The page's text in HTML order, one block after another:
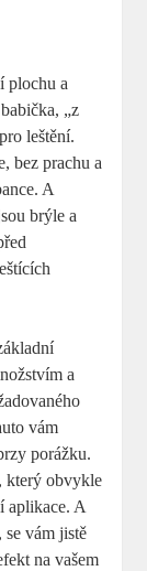
plochu a
„z
leštění.
bez prachu a
A
brýle a
a
vám
porážku.
který obvykle
aplikace. A
se vám jistě
na vašem